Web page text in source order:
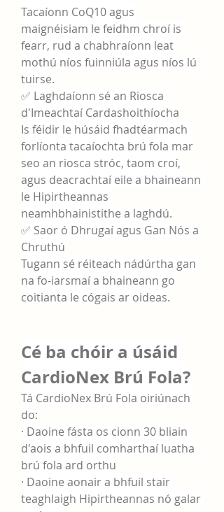
Tacaíonn CoQ10 agus
maignéisiam le feidhm chroí is
fearr, rud a chabhraíonn leat
mothú níos fuinniúla agus níos lú
tuirse.
✅ Laghdaíonn sé an Riosca
d'Imeachtaí Cardashoithíocha
Is féidir le húsáid fhadtéarmach
forlíonta tacaíochta brú fola mar
seo an riosca stróc, taom croí,
agus deacrachtaí eile a bhaineann
le Hipirtheannas
neamhbhainistithe a laghdú.
✅ Saor ó Dhrugaí agus Gan Nós a
Chruthú
Tugann sé réiteach nádúrtha gan
na fo-iarsmaí a bhaineann go
coitianta le cógais ar oideas.
Cé ba chóir a úsáid
CardioNex Brú Fola?
Tá CardioNex Brú Fola oiriúnach
do:
· Daoine fásta os cionn 30 bliain
d'aois a bhfuil comharthaí luatha
brú fola ard orthu
· Daoine aonair a bhfuil stair
teaghlaigh Hipirtheannas nó galar